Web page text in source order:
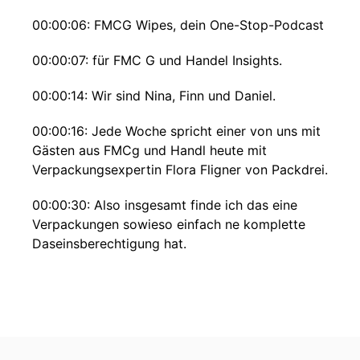
00:00:06: FMCG Wipes, dein One-Stop-Podcast
00:00:07: für FMC G und Handel Insights.
00:00:14: Wir sind Nina, Finn und Daniel.
00:00:16: Jede Woche spricht einer von uns mit
Gästen aus FMCg und Handl heute mit
Verpackungsexpertin Flora Fligner von Packdrei.
00:00:30: Also insgesamt finde ich das eine
Verpackungen sowieso einfach ne komplette
Daseinsberechtigung hat.